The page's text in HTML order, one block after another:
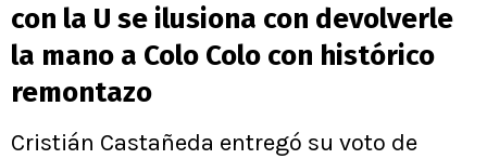
con la U se ilusiona con devolverle
la mano a Colo Colo con histórico
remontazo
Cristián Castañeda entregó su voto de